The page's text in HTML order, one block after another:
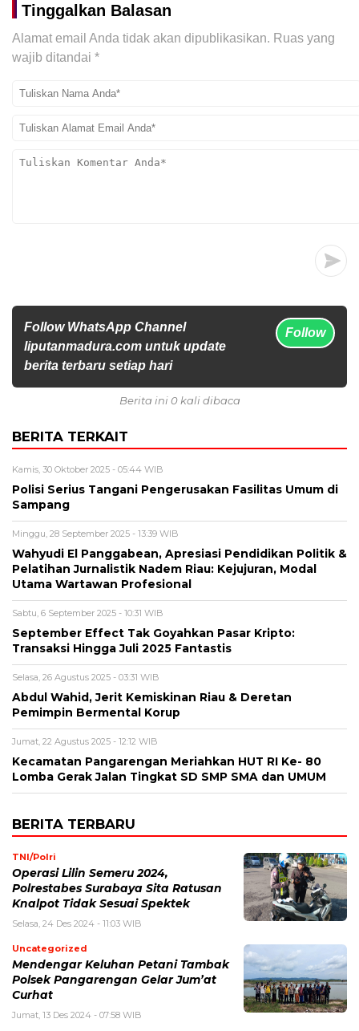
Tinggalkan Balasan
Alamat email Anda tidak akan dipublikasikan. Ruas yang
wajib ditandai *
Follow WhatsApp Channel
liputanmadura.com untuk update
berita terbaru setiap hari
Follow
Berita ini 0 kali dibaca
BERITA TERKAIT
Kamis, 30 Oktober 2025 - 05:44 WIB
Polisi Serius Tangani Pengerusakan Fasilitas Umum di
Sampang
Minggu, 28 September 2025 - 13:39 WIB
Wahyudi El Panggabean, Apresiasi Pendidikan Politik &
Pelatihan Jurnalistik Nadem Riau: Kejujuran, Modal
Utama Wartawan Profesional
Sabtu, 6 September 2025 - 10:31 WIB
September Effect Tak Goyahkan Pasar Kripto:
Transaksi Hingga Juli 2025 Fantastis
Selasa, 26 Agustus 2025 - 03:31 WIB
Abdul Wahid, Jerit Kemiskinan Riau & Deretan
Pemimpin Bermental Korup
Jumat, 22 Agustus 2025 - 12:12 WIB
Kecamatan Pangarengan Meriahkan HUT RI Ke- 80
Lomba Gerak Jalan Tingkat SD SMP SMA dan UMUM
BERITA TERBARU
TNI/Polri
Operasi Lilin Semeru 2024,
Polrestabes Surabaya Sita Ratusan
Knalpot Tidak Sesuai Spektek
Selasa, 24 Des 2024 - 11:03 WIB
Uncategorized
Mendengar Keluhan Petani Tambak
Polsek Pangarengan Gelar Jum’at
Curhat
Jumat, 13 Des 2024 - 07:58 WIB